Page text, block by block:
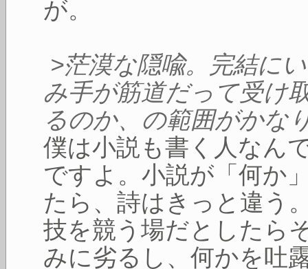
が。
>茫漠な隠喩。完結に
み手が筋道だって受け
るのか、の範囲がかな
僕は小説も書く人なん
ですよ。小説が「何か
たら、詩はきっと違う
技を競う場だとしたら
みに劣るし、何かを吐